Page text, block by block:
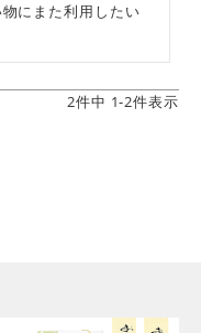
にまた利用したい
2件中 1-2件表示